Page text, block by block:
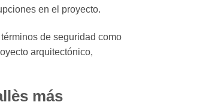
en el proyecto.
de seguridad como
arquitectónico,
más